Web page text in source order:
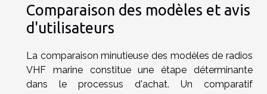
Comparaison des modèles et avis
d'utilisateurs
La comparaison minutieuse des modèles de radios
VHF marine constitue une étape déterminante
dans le processus d'achat. Un comparatif